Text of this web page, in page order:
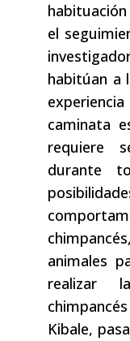
el
habitúan a
caminata
requiere
durante
animales
realizar
Kibale,